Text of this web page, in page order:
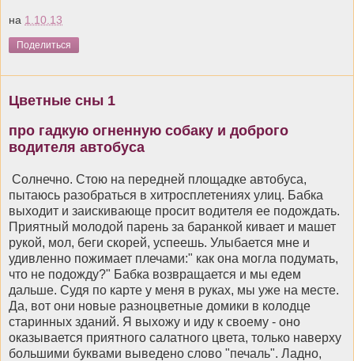
на 1.10.13
Поделиться
Цветные сны 1
про гадкую огненную собаку и доброго
водителя автобуса
Солнечно. Стою на передней площадке автобуса,
пытаюсь разобраться в хитросплетениях улиц. Бабка
выходит и заискивающе просит водителя ее подождать.
Приятный молодой парень за баранкой кивает и машет
рукой, мол, беги скорей, успеешь. Улыбается мне и
удивленно пожимает плечами:" как она могла подумать,
что не подожду?" Бабка возвращается и мы едем
дальше. Судя по карте у меня в руках, мы уже на месте.
Да, вот они новые разноцветные домики в колодце
старинных зданий. Я выхожу и иду к своему - оно
оказывается приятного салатного цвета, только наверху
большими буквами выведено слово "печаль". Ладно,